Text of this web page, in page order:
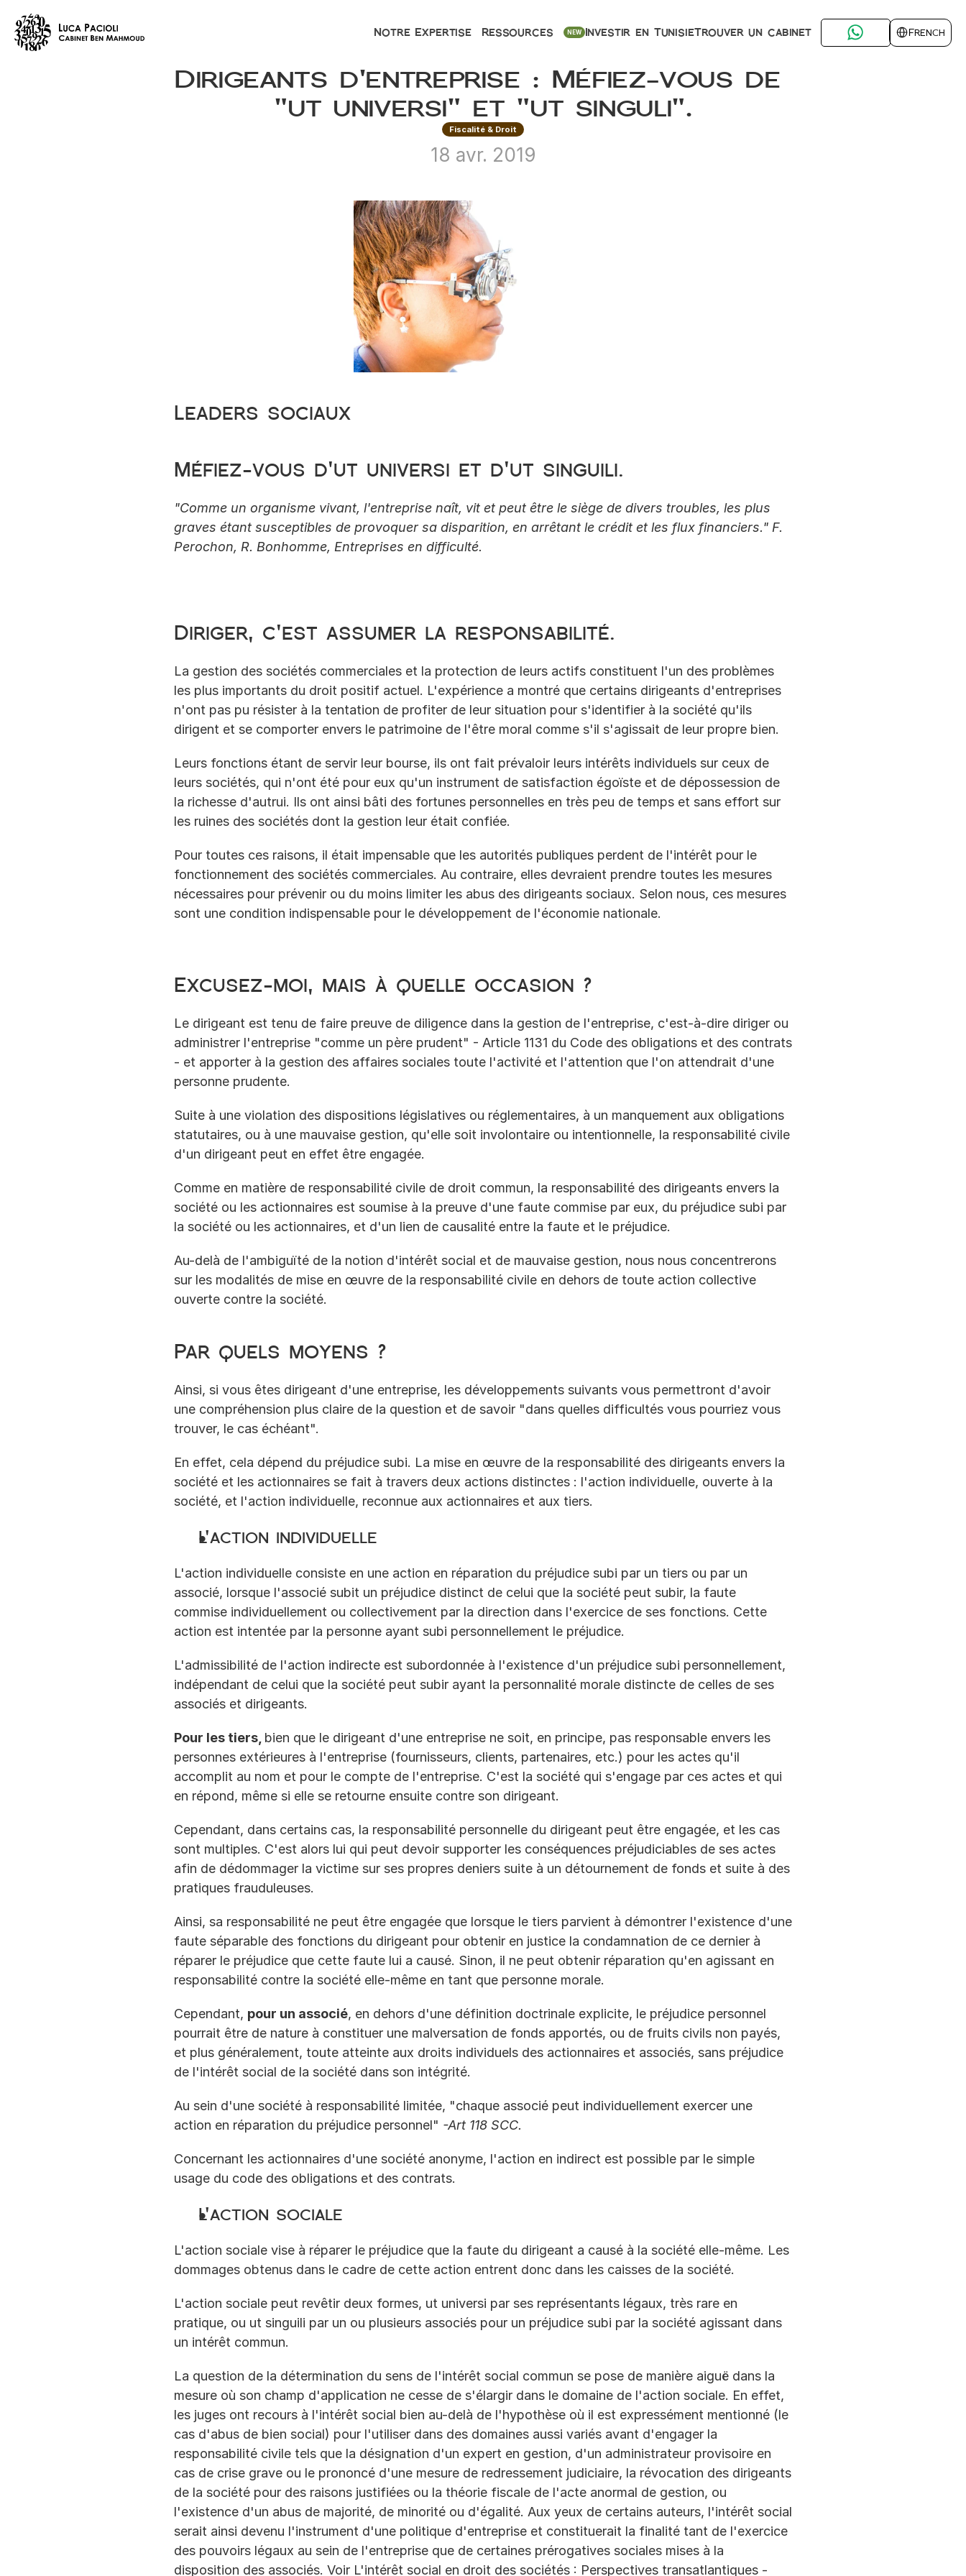
Notre Expertise Ressources NEW Investir en TunisieTrouver un cabinet
Select Language
French
Dirigeants d'entreprise : Méfiez-vous de
"ut universi" et "ut singuli".
Fiscalité & Droit
18 avr. 2019
Leaders sociaux
Méfiez-vous d'ut universi et d'ut singuili.
"Comme un organisme vivant, l'entreprise naît, vit et peut être le siège de divers troubles, les plus
graves étant susceptibles de provoquer sa disparition, en arrêtant le crédit et les flux financiers." F.
Perochon, R. Bonhomme, Entreprises en difficulté.
Diriger, c'est assumer la responsabilité.
La gestion des sociétés commerciales et la protection de leurs actifs constituent l'un des problèmes
les plus importants du droit positif actuel. L'expérience a montré que certains dirigeants d'entreprises
n'ont pas pu résister à la tentation de profiter de leur situation pour s'identifier à la société qu'ils
dirigent et se comporter envers le patrimoine de l'être moral comme s'il s'agissait de leur propre bien.
Leurs fonctions étant de servir leur bourse, ils ont fait prévaloir leurs intérêts individuels sur ceux de
leurs sociétés, qui n'ont été pour eux qu'un instrument de satisfaction égoïste et de dépossession de
la richesse d'autrui. Ils ont ainsi bâti des fortunes personnelles en très peu de temps et sans effort sur
les ruines des sociétés dont la gestion leur était confiée.
Pour toutes ces raisons, il était impensable que les autorités publiques perdent de l'intérêt pour le
fonctionnement des sociétés commerciales. Au contraire, elles devraient prendre toutes les mesures
nécessaires pour prévenir ou du moins limiter les abus des dirigeants sociaux. Selon nous, ces mesures
sont une condition indispensable pour le développement de l'économie nationale.
Excusez-moi, mais à quelle occasion ?
Le dirigeant est tenu de faire preuve de diligence dans la gestion de l'entreprise, c'est-à-dire diriger ou
administrer l'entreprise "comme un père prudent" - Article 1131 du Code des obligations et des contrats
- et apporter à la gestion des affaires sociales toute l'activité et l'attention que l'on attendrait d'une
personne prudente.
Suite à une violation des dispositions législatives ou réglementaires, à un manquement aux obligations
statutaires, ou à une mauvaise gestion, qu'elle soit involontaire ou intentionnelle, la responsabilité civile
d'un dirigeant peut en effet être engagée.
Comme en matière de responsabilité civile de droit commun, la responsabilité des dirigeants envers la
société ou les actionnaires est soumise à la preuve d'une faute commise par eux, du préjudice subi par
la société ou les actionnaires, et d'un lien de causalité entre la faute et le préjudice.
Au-delà de l'ambiguïté de la notion d'intérêt social et de mauvaise gestion, nous nous concentrerons
sur les modalités de mise en œuvre de la responsabilité civile en dehors de toute action collective
ouverte contre la société.
Par quels moyens ?
Ainsi, si vous êtes dirigeant d'une entreprise, les développements suivants vous permettront d'avoir
une compréhension plus claire de la question et de savoir "dans quelles difficultés vous pourriez vous
trouver, le cas échéant".
En effet, cela dépend du préjudice subi. La mise en œuvre de la responsabilité des dirigeants envers la
société et les actionnaires se fait à travers deux actions distinctes : l'action individuelle, ouverte à la
société, et l'action individuelle, reconnue aux actionnaires et aux tiers.
L'action individuelle
L'action individuelle consiste en une action en réparation du préjudice subi par un tiers ou par un
associé, lorsque l'associé subit un préjudice distinct de celui que la société peut subir, la faute
commise individuellement ou collectivement par la direction dans l'exercice de ses fonctions. Cette
action est intentée par la personne ayant subi personnellement le préjudice.
L'admissibilité de l'action indirecte est subordonnée à l'existence d'un préjudice subi personnellement,
indépendant de celui que la société peut subir ayant la personnalité morale distincte de celles de ses
associés et dirigeants.
Pour les tiers, bien que le dirigeant d'une entreprise ne soit, en principe, pas responsable envers les
personnes extérieures à l'entreprise (fournisseurs, clients, partenaires, etc.) pour les actes qu'il
accomplit au nom et pour le compte de l'entreprise. C'est la société qui s'engage par ces actes et qui
en répond, même si elle se retourne ensuite contre son dirigeant.
Cependant, dans certains cas, la responsabilité personnelle du dirigeant peut être engagée, et les cas
sont multiples. C'est alors lui qui peut devoir supporter les conséquences préjudiciables de ses actes
afin de dédommager la victime sur ses propres deniers suite à un détournement de fonds et suite à des
pratiques frauduleuses.
Ainsi, sa responsabilité ne peut être engagée que lorsque le tiers parvient à démontrer l'existence d'une
faute séparable des fonctions du dirigeant pour obtenir en justice la condamnation de ce dernier à
réparer le préjudice que cette faute lui a causé. Sinon, il ne peut obtenir réparation qu'en agissant en
responsabilité contre la société elle-même en tant que personne morale.
Cependant, pour un associé, en dehors d'une définition doctrinale explicite, le préjudice personnel
pourrait être de nature à constituer une malversation de fonds apportés, ou de fruits civils non payés,
et plus généralement, toute atteinte aux droits individuels des actionnaires et associés, sans préjudice
de l'intérêt social de la société dans son intégrité.
Au sein d'une société à responsabilité limitée, "chaque associé peut individuellement exercer une
action en réparation du préjudice personnel" -Art 118 SCC.
Concernant les actionnaires d'une société anonyme, l'action en indirect est possible par le simple
usage du code des obligations et des contrats.
L'action sociale
L'action sociale vise à réparer le préjudice que la faute du dirigeant a causé à la société elle-même. Les
dommages obtenus dans le cadre de cette action entrent donc dans les caisses de la société.
L'action sociale peut revêtir deux formes, ut universi par ses représentants légaux, très rare en
pratique, ou ut singuili par un ou plusieurs associés pour un préjudice subi par la société agissant dans
un intérêt commun.
La question de la détermination du sens de l'intérêt social commun se pose de manière aiguë dans la
mesure où son champ d'application ne cesse de s'élargir dans le domaine de l'action sociale. En effet,
les juges ont recours à l'intérêt social bien au-delà de l'hypothèse où il est expressément mentionné (le
cas d'abus de bien social) pour l'utiliser dans des domaines aussi variés avant d'engager la
responsabilité civile tels que la désignation d'un expert en gestion, d'un administrateur provisoire en
cas de crise grave ou le prononcé d'une mesure de redressement judiciaire, la révocation des dirigeants
de la société pour des raisons justifiées ou la théorie fiscale de l'acte anormal de gestion, ou
l'existence d'un abus de majorité, de minorité ou d'égalité. Aux yeux de certains auteurs, l'intérêt social
serait ainsi devenu l'instrument d'une politique d'entreprise et constituerait la finalité tant de l'exercice
des pouvoirs légaux au sein de l'entreprise que de certaines prérogatives sociales mises à la
disposition des associés. Voir L'intérêt social en droit des sociétés : Perspectives transatlantiques -